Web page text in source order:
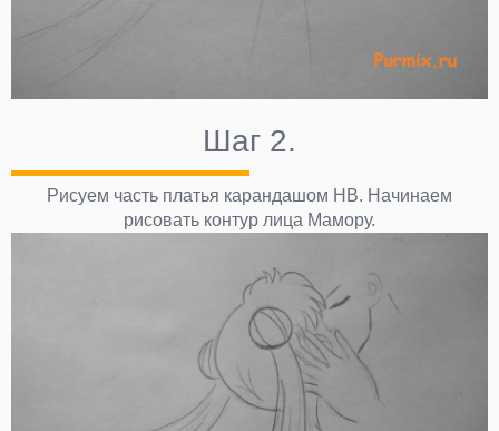
Шаг 2.
Рисуем часть платья карандашом НВ. Начинаем
рисовать контур лица Мамору.